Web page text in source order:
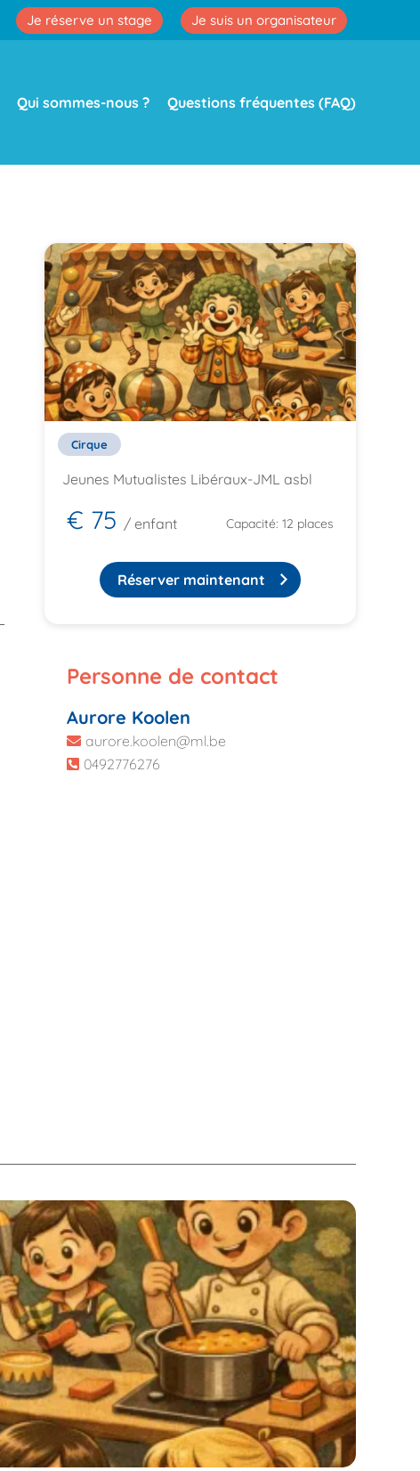
Je réserve un stage Je suis un organisateur
Qui sommes-nous ? Questions fréquentes (FAQ)
Cirque
Jeunes Mutualistes Libéraux-JML asbl
€ 75 / enfant Capacité: 12 places
Réserver maintenant
Personne de contact
Aurore Koolen
aurore.koolen@ml.be
0492776276